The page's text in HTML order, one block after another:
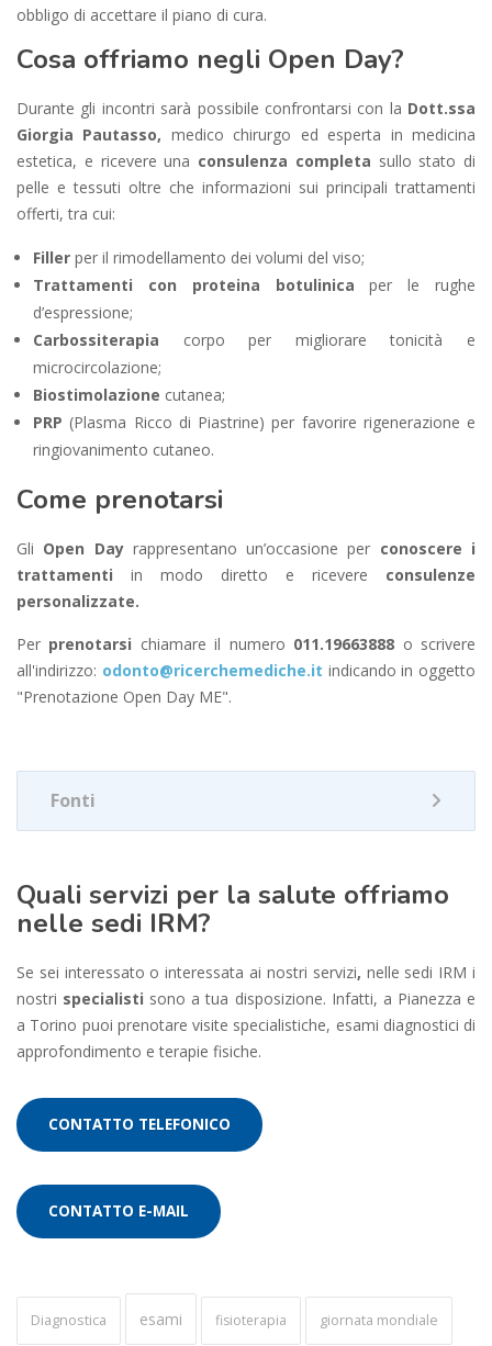
obbligo di accettare il piano di cura.
Cosa offriamo negli Open Day?
Durante gli incontri sarà possibile confrontarsi con la Dott.ssa
Giorgia Pautasso, medico chirurgo ed esperta in medicina
estetica, e ricevere una consulenza completa sullo stato di
pelle e tessuti oltre che informazioni sui principali trattamenti
offerti, tra cui:
Filler per il rimodellamento dei volumi del viso;
Trattamenti con proteina botulinica per le rughe
d’espressione;
Carbossiterapia corpo per migliorare tonicità e
microcircolazione;
Biostimolazione cutanea;
PRP (Plasma Ricco di Piastrine) per favorire rigenerazione e
ringiovanimento cutaneo.
Come prenotarsi
Gli Open Dayrappresentano un’occasione per conoscere i
trattamenti in modo diretto e ricevere consulenze
personalizzate.
Per prenotarsi chiamare il numero 011.19663888 o scrivere
all'indirizzo: odonto@ricerchemediche.it indicando in oggetto
"Prenotazione Open Day ME".
Fonti
Quali servizi per la salute offriamo
nelle sedi IRM?
Se sei interessato o interessata ai nostri servizi, nelle sedi IRM i
nostri specialisti sono a tua disposizione. Infatti, a Pianezza e
a Torino puoi prenotare visite specialistiche, esami diagnostici di
approfondimento e terapie fisiche.
CONTATTO TELEFONICO
CONTATTO E-MAIL
Diagnostica esami fisioterapia giornata mondiale